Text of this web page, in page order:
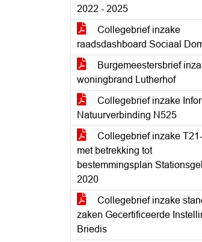
2022 - 2025
Collegebrief inzake
raadsdashboard Sociaal
Burgemeestersbrief
woningbrand Lutherhof
Collegebrief inzake
Natuurverbinding N525
Collegebrief inzake
met betrekking tot
bestemmingsplan
2020
Collegebrief inzake
zaken Gecertificeerde
Briedis